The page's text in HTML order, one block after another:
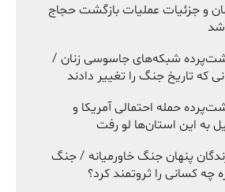
و جزئیات عملیات بازگشت حجاج
شد
شبکه‌های جاسوسی زنان /
که تاریخ جنگ را تغییر دادند
حمله احتمالی آمریکا و
به این استان‌ها لو رفت
پنهان جنگ خاورمیانه / جنگ